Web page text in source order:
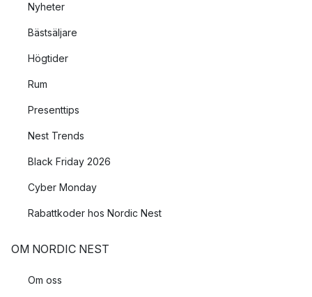
Nyheter
Bästsäljare
Högtider
Rum
Presenttips
Nest Trends
Black Friday 2026
Cyber Monday
Rabattkoder hos Nordic Nest
OM NORDIC NEST
Om oss